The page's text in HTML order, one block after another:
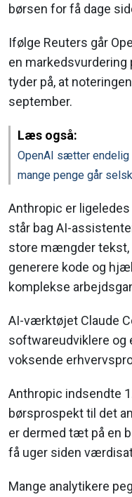
børsen for få dage
Ifølge Reuters går
en markedsvurdering
tyder på, at
september.
Læs også:
OpenAI sætter
mange penge går
Anthropic er
står bag AI-
store mængder tekst,
generere kode og
komplekse
AI-værktøjet Claude
softwareudviklere og
voksende
Anthropic indsendte
børsprospekt til det
er dermed tæt på en
få uger siden
Mange analytikere